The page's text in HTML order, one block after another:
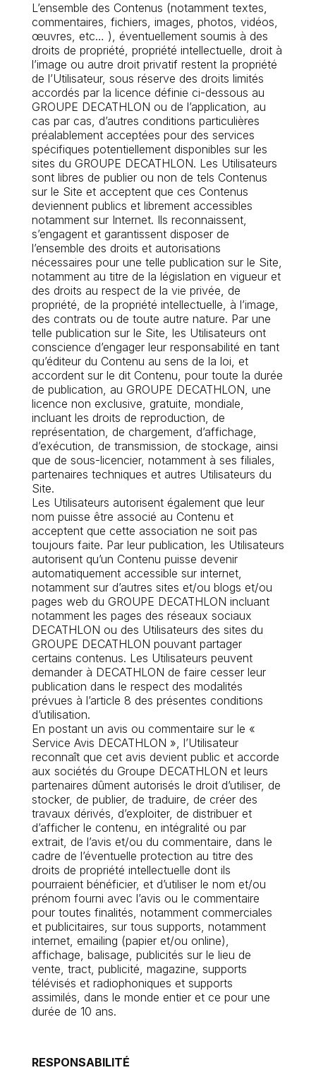
L’ensemble des Contenus (notamment textes,
commentaires, fichiers, images, photos, vidéos,
œuvres, etc… ), éventuellement soumis à des
droits de propriété, propriété intellectuelle, droit à
l’image ou autre droit privatif restent la propriété
de l’Utilisateur, sous réserve des droits limités
accordés par la licence définie ci-dessous au
GROUPE DECATHLON ou de l’application, au
cas par cas, d’autres conditions particulières
préalablement acceptées pour des services
spécifiques potentiellement disponibles sur les
sites du GROUPE DECATHLON. Les Utilisateurs
sont libres de publier ou non de tels Contenus
sur le Site et acceptent que ces Contenus
deviennent publics et librement accessibles
notamment sur Internet. Ils reconnaissent,
s’engagent et garantissent disposer de
l’ensemble des droits et autorisations
nécessaires pour une telle publication sur le Site,
notamment au titre de la législation en vigueur et
des droits au respect de la vie privée, de
propriété, de la propriété intellectuelle, à l’image,
des contrats ou de toute autre nature. Par une
telle publication sur le Site, les Utilisateurs ont
conscience d’engager leur responsabilité en tant
qu’éditeur du Contenu au sens de la loi, et
accordent sur le dit Contenu, pour toute la durée
de publication, au GROUPE DECATHLON, une
licence non exclusive, gratuite, mondiale,
incluant les droits de reproduction, de
représentation, de chargement, d’affichage,
d’exécution, de transmission, de stockage, ainsi
que de sous-licencier, notamment à ses filiales,
partenaires techniques et autres Utilisateurs du
Site.
Les Utilisateurs autorisent également que leur
nom puisse être associé au Contenu et
acceptent que cette association ne soit pas
toujours faite. Par leur publication, les Utilisateurs
autorisent qu’un Contenu puisse devenir
automatiquement accessible sur internet,
notamment sur d’autres sites et/ou blogs et/ou
pages web du GROUPE DECATHLON incluant
notamment les pages des réseaux sociaux
DECATHLON ou des Utilisateurs des sites du
GROUPE DECATHLON pouvant partager
certains contenus. Les Utilisateurs peuvent
demander à DECATHLON de faire cesser leur
publication dans le respect des modalités
prévues à l’article 8 des présentes conditions
d’utilisation.
En postant un avis ou commentaire sur le «
Service Avis DECATHLON », l’Utilisateur
reconnaît que cet avis devient public et accorde
aux sociétés du Groupe DECATHLON et leurs
partenaires dûment autorisés le droit d’utiliser, de
stocker, de publier, de traduire, de créer des
travaux dérivés, d’exploiter, de distribuer et
d’afficher le contenu, en intégralité ou par
extrait, de l’avis et/ou du commentaire, dans le
cadre de l’éventuelle protection au titre des
droits de propriété intellectuelle dont ils
pourraient bénéficier, et d’utiliser le nom et/ou
prénom fourni avec l’avis ou le commentaire
pour toutes finalités, notamment commerciales
et publicitaires, sur tous supports, notamment
internet, emailing (papier et/ou online),
affichage, balisage, publicités sur le lieu de
vente, tract, publicité, magazine, supports
télévisés et radiophoniques et supports
assimilés, dans le monde entier et ce pour une
durée de 10 ans.
RESPONSABILITÉ